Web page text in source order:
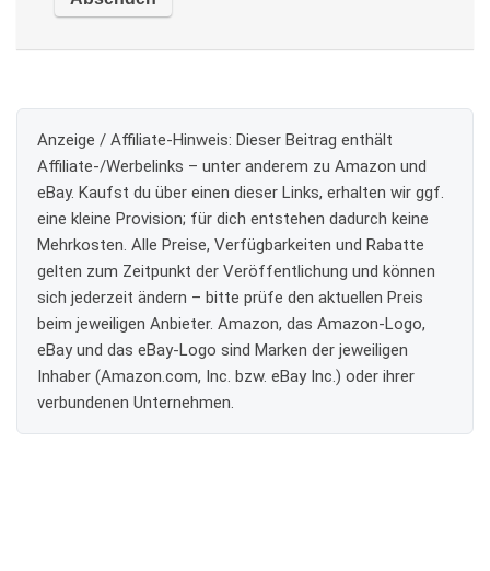
Anzeige / Affiliate-Hinweis: Dieser Beitrag enthält
Affiliate-/Werbelinks – unter anderem zu Amazon und
eBay. Kaufst du über einen dieser Links, erhalten wir ggf.
eine kleine Provision; für dich entstehen dadurch keine
Mehrkosten. Alle Preise, Verfügbarkeiten und Rabatte
gelten zum Zeitpunkt der Veröffentlichung und können
sich jederzeit ändern – bitte prüfe den aktuellen Preis
beim jeweiligen Anbieter. Amazon, das Amazon-Logo,
eBay und das eBay-Logo sind Marken der jeweiligen
Inhaber (Amazon.com, Inc. bzw. eBay Inc.) oder ihrer
verbundenen Unternehmen.